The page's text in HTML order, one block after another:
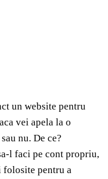
un website pentru
vei apela la o
nu. De ce?
l faci pe cont propriu,
folosite pentru a